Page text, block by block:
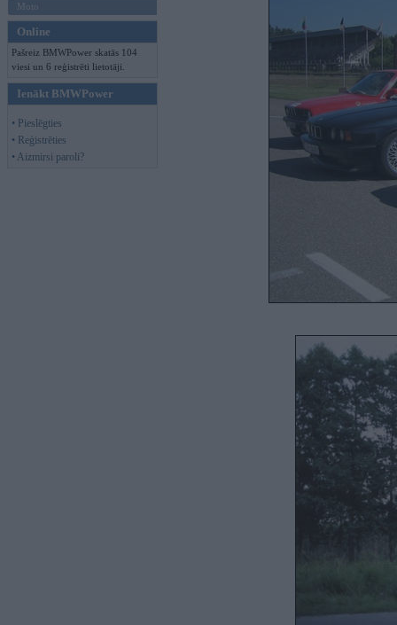
Moto
Online
Pašreiz BMWPower skatās 104
viesi un 6 reģistrēti lietotāji.
Ienākt BMWPower
• Pieslēgties
• Reģistrēties
• Aizmirsi paroli?